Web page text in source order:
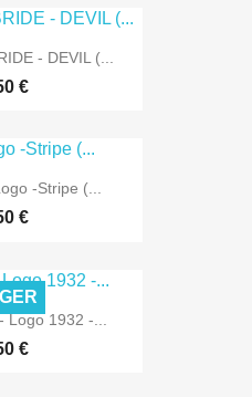
- DEVIL (...
€
-Stripe (...
€
1932 -...
€